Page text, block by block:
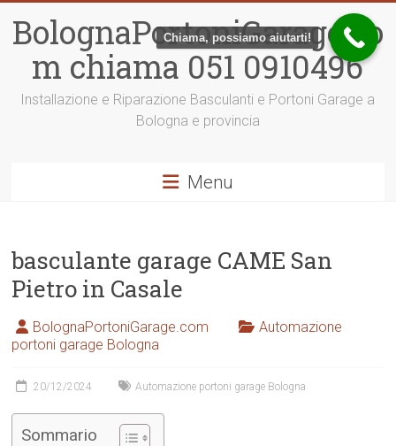
contenuto
BolognaPortoniGarage.co
m chiama 051 0910496
Installazione e Riparazione Basculanti e Portoni Garage a
Bologna e provincia
Menu
basculante garage CAME San
Pietro in Casale
BolognaPortoniGarage.com
Automazione
portoni garage Bologna
20/12/2024 Automazione portoni garage Bologna
Sommario
Chiama, possiamo aiutarti!